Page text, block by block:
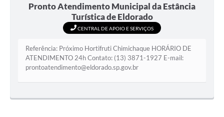
Pronto Atendimento Municipal da Estância
Turística de Eldorado
CENTRAL DE APOIO E SERVIÇOS
Referência: Próximo Hortifruti Chimichaque HORÁRIO DE
ATENDIMENTO 24h Contato: (13) 3871-1927 E-mail:
prontoatendimento@eldorado.sp.gov.br